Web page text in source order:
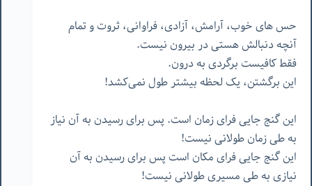
حس های خوب، آرامش، آزادی، فراوانی، ثروت و تمام
آنچه دنبالش هستی در بیرون نیست.
فقط کافیست برگردی به درون.
این برگشتن، یک لحظه بیشتر طول نمی‌کشد!
این گنج جایی فرای زمان است. پس برای رسیدن به آن نیاز
به طی زمان طولانی نیست!
این گنج جایی فرای مکان است پس برای رسیدن به آن
نیازی به طی مسیری طولانی نیست!